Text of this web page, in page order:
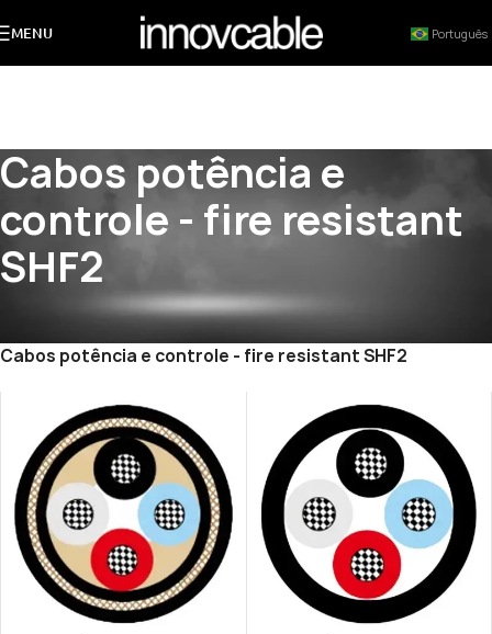
MENU Português
Cabos potência e
controle - fire resistant
SHF2
PRODUTOS/
CABOS NAVAIS DEEPSEA® (NEK-606 / SHF2)
Cabos potência e controle - fire resistant SHF2